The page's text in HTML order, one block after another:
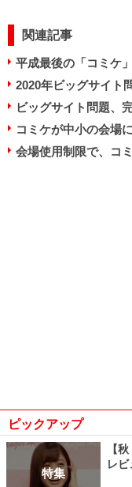
関連記事
平成最後の「コミケ
2020年ビッグサイト
ビッグサイト問題、
コミケが中小の会場
会場使用制限で、コ
ピックアップ
特集
【
レビ